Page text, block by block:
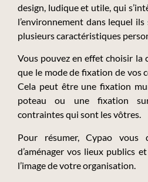
design, ludique et utile, qui
l’environnement dans lequel
plusieurs caractéristiques
Vous pouvez en effet choisir la
que le mode de fixation de vos
Cela peut être une fixation
poteau ou une fixation
contraintes qui sont les vôtres.
Pour résumer, Cypao vous
d’aménager vos lieux publics
l’image de votre organisation.